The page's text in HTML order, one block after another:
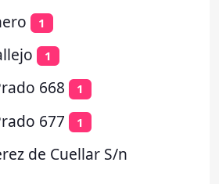
1
1
668 1
677 1
de Cuellar S/n